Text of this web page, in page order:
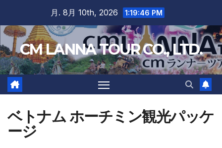
content
月. 8月 10th, 2026 1:19:47 PM
CM LANNA TOUR CO., LTD.
ベトナム ホーチミン観光パッケ
ージ